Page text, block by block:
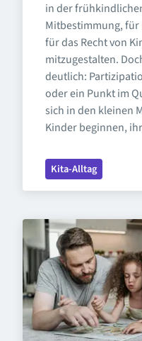
in der
Mitbestimmung,
für das Recht von
mitzugestalten.
deutlich:
oder ein Punkt im
sich in den kleinen
Kinder beginnen,
Kita-Alltag